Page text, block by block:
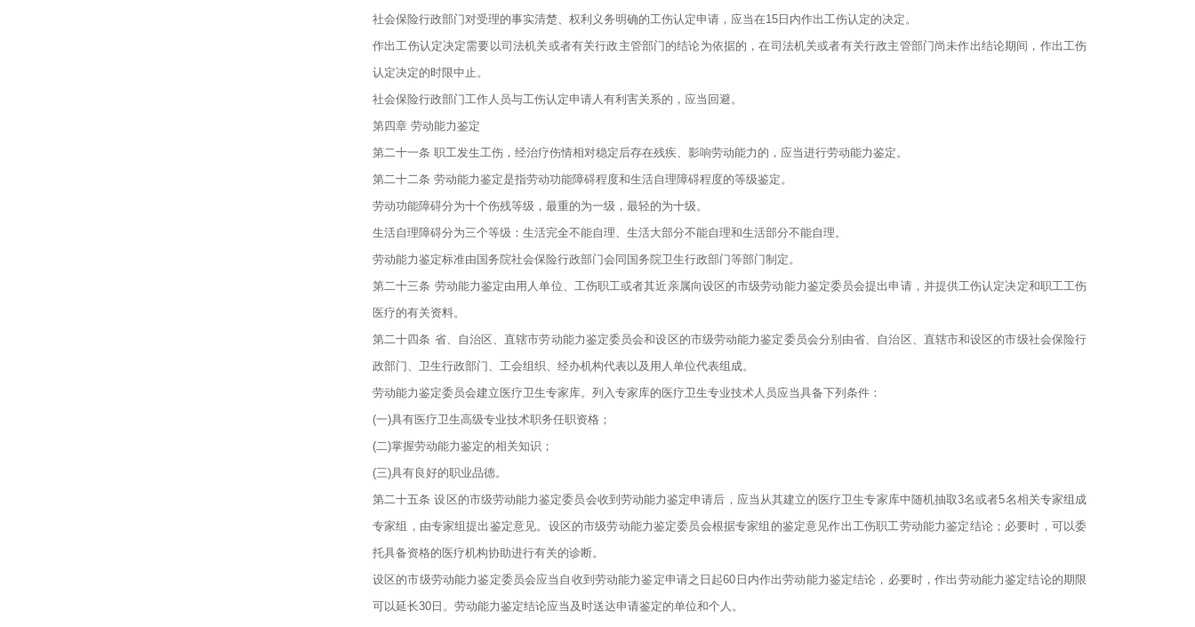
社会保险行政部门对受理的事实清楚、权利义务明确的工伤认定申请，应当在15日内作出工伤认定的决定。
作出工伤认定决定需要以司法机关或者有关行政主管部门的结论为依据的，在司法机关或者有关行政主管部门尚未作出结论期间，作出工伤
认定决定的时限中止。
社会保险行政部门工作人员与工伤认定申请人有利害关系的，应当回避。
第四章 劳动能力鉴定
第二十一条 职工发生工伤，经治疗伤情相对稳定后存在残疾、影响劳动能力的，应当进行劳动能力鉴定。
第二十二条 劳动能力鉴定是指劳动功能障碍程度和生活自理障碍程度的等级鉴定。
劳动功能障碍分为十个伤残等级，最重的为一级，最轻的为十级。
生活自理障碍分为三个等级：生活完全不能自理、生活大部分不能自理和生活部分不能自理。
劳动能力鉴定标准由国务院社会保险行政部门会同国务院卫生行政部门等部门制定。
第二十三条 劳动能力鉴定由用人单位、工伤职工或者其近亲属向设区的市级劳动能力鉴定委员会提出申请，并提供工伤认定决定和职工工伤
医疗的有关资料。
第二十四条 省、自治区、直辖市劳动能力鉴定委员会和设区的市级劳动能力鉴定委员会分别由省、自治区、直辖市和设区的市级社会保险行
政部门、卫生行政部门、工会组织、经办机构代表以及用人单位代表组成。
劳动能力鉴定委员会建立医疗卫生专家库。列入专家库的医疗卫生专业技术人员应当具备下列条件：
(一)具有医疗卫生高级专业技术职务任职资格；
(二)掌握劳动能力鉴定的相关知识；
(三)具有良好的职业品德。
第二十五条 设区的市级劳动能力鉴定委员会收到劳动能力鉴定申请后，应当从其建立的医疗卫生专家库中随机抽取3名或者5名相关专家组成
专家组，由专家组提出鉴定意见。设区的市级劳动能力鉴定委员会根据专家组的鉴定意见作出工伤职工劳动能力鉴定结论；必要时，可以委
托具备资格的医疗机构协助进行有关的诊断。
设区的市级劳动能力鉴定委员会应当自收到劳动能力鉴定申请之日起60日内作出劳动能力鉴定结论，必要时，作出劳动能力鉴定结论的期限
可以延长30日。劳动能力鉴定结论应当及时送达申请鉴定的单位和个人。